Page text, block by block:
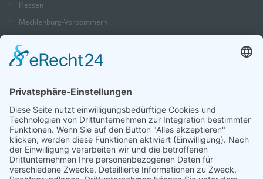
Hessen
Mecklenburg-Vorpommern
Niedersachsen
Nordrhein-Westfalen
Saarland
Sachsen
Sachsen-Anhalt
Schleswig-Holstein
Thüringen